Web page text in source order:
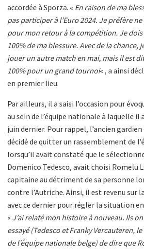
accordée à Sporza. « En raison de ma
pas participer à l’Euro 2024. Je préfère
pour mon retour à la compétition. Je dois
100% de ma blessure. Avec de la
jouer un autre match en mai, mais il est
100% pour un grand tournoi« , a ainsi
en premier lieu.
Par ailleurs, il a saisi l’occasion pour
au sein de l’équipe nationale à laquelle il
juin dernier. Pour rappel, l’ancien gardien
décidé de quitter un rassemblement de
lorsqu’il avait constaté que le
Domenico Tedesco, avait choisi Romelu
capitaine au détriment de sa personne
contre l’Autriche. Ainsi, il est revenu sur
avec ce dernier pour régler la situation
« J’ai relaté mon histoire à nouveau. Ils
essayé (Tedesco et Franky Vercauteren,
de l’équipe nationale belge) de dire que